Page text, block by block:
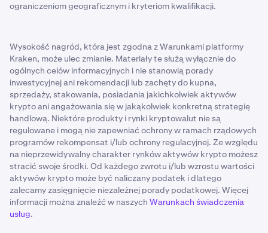
ograniczeniom geograficznym i kryteriom kwalifikacji.
Wysokość nagród, która jest zgodna z Warunkami platformy
Kraken, może ulec zmianie. Materiały te służą wyłącznie do
ogólnych celów informacyjnych i nie stanowią porady
inwestycyjnej ani rekomendacji lub zachęty do kupna,
sprzedaży, stakowania, posiadania jakichkolwiek aktywów
krypto ani angażowania się w jakąkolwiek konkretną strategię
handlową. Niektóre produkty i rynki kryptowalut nie są
regulowane i mogą nie zapewniać ochrony w ramach rządowych
programów rekompensat i/lub ochrony regulacyjnej. Ze względu
na nieprzewidywalny charakter rynków aktywów krypto możesz
stracić swoje środki. Od każdego zwrotu i/lub wzrostu wartości
aktywów krypto może być naliczany podatek i dlatego
zalecamy zasięgnięcie niezależnej porady podatkowej. Więcej
informacji można znaleźć w naszych Warunkach świadczenia
usług.